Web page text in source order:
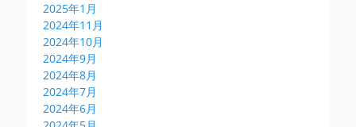
2025年1月
2024年11月
2024年10月
2024年9月
2024年8月
2024年7月
2024年6月